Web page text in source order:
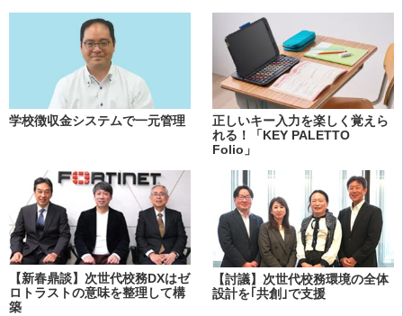
学校徴収金システムで一元管理
正しいキー入力を楽しく覚えら
れる！「KEY PALETTO
Folio」
【新春鼎談】次世代校務DXはゼ
ロトラストの意味を整理して構
築
【討議】次世代校務環境の全体
設計を｢共創｣で支援